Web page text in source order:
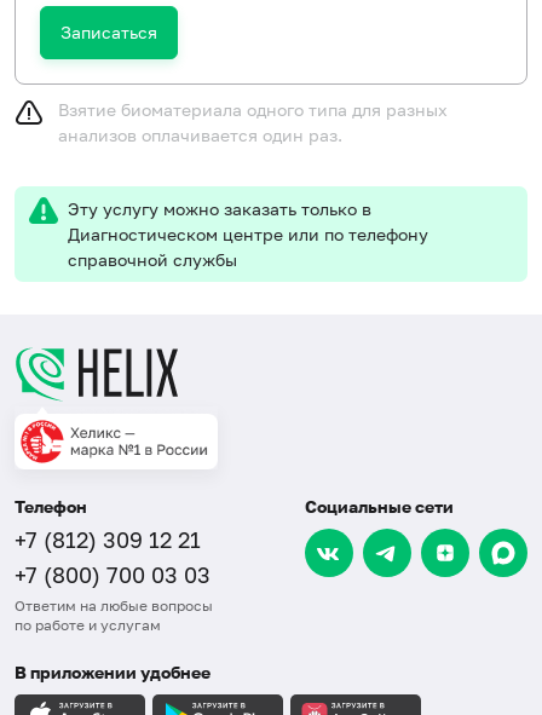
Записаться
Взятие биоматериала одного типа для разных
анализов оплачивается один раз.
Эту услугу можно заказать только в
Диагностическом центре или по телефону
справочной службы
Телефон
+7 (812) 309 12 21
+7 (800) 700 03 03
Ответим на любые вопросы
по работе и услугам
Социальные сети
В приложении удобнее